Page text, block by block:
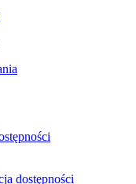
dostępności